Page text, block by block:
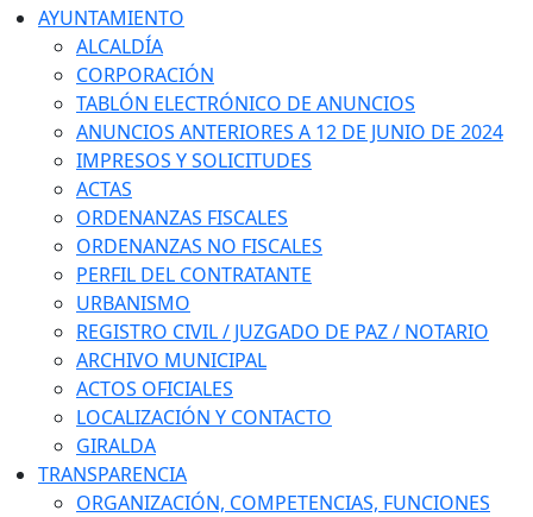
AYUNTAMIENTO
ALCALDÍA
CORPORACIÓN
TABLÓN ELECTRÓNICO DE ANUNCIOS
ANUNCIOS ANTERIORES A 12 DE JUNIO DE 2024
IMPRESOS Y SOLICITUDES
ACTAS
ORDENANZAS FISCALES
ORDENANZAS NO FISCALES
PERFIL DEL CONTRATANTE
URBANISMO
REGISTRO CIVIL / JUZGADO DE PAZ / NOTARIO
ARCHIVO MUNICIPAL
ACTOS OFICIALES
LOCALIZACIÓN Y CONTACTO
GIRALDA
TRANSPARENCIA
ORGANIZACIÓN, COMPETENCIAS, FUNCIONES